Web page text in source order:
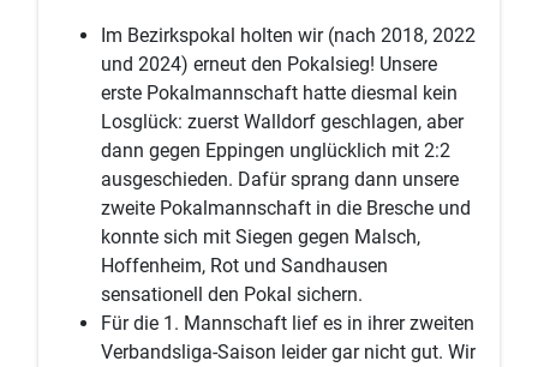
Im Bezirkspokal holten wir (nach 2018, 2022
und 2024) erneut den Pokalsieg! Unsere
erste Pokalmannschaft hatte diesmal kein
Losglück: zuerst Walldorf geschlagen, aber
dann gegen Eppingen unglücklich mit 2:2
ausgeschieden. Dafür sprang dann unsere
zweite Pokalmannschaft in die Bresche und
konnte sich mit Siegen gegen Malsch,
Hoffenheim, Rot und Sandhausen
sensationell den Pokal sichern.
Für die 1. Mannschaft lief es in ihrer zweiten
Verbandsliga-Saison leider gar nicht gut. Wir